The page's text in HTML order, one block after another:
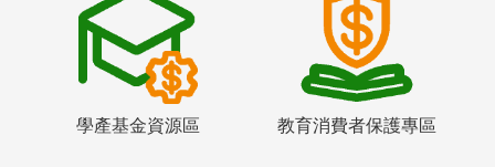
學產基金資源區 教育消費者保護專區